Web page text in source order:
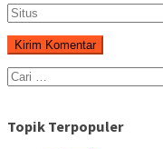
Cari
untuk:
Topik Terpopuler